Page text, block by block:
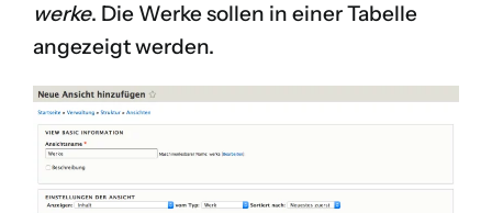
werke. Die Werke sollen in einer Tabelle
angezeigt werden.